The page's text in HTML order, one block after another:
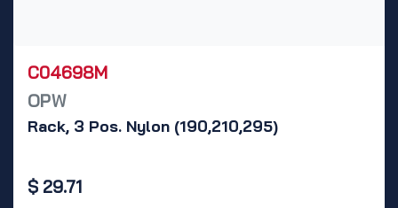
C04698M
OPW
Rack, 3 Pos. Nylon (190,210,295)
$ 29.71